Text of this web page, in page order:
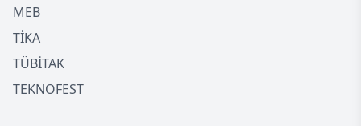
MEB
TİKA
TÜBİTAK
TEKNOFEST